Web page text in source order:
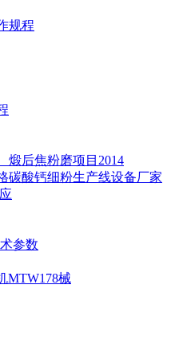
规程
煅后焦粉磨项目2014
碳酸钙细粉生产线设备厂家
参数
MTW178械